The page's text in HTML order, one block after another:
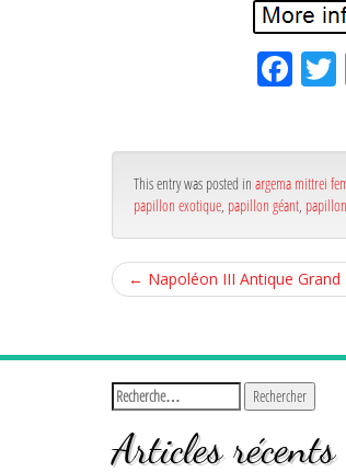
Fa
ce
ok
This entry was posted in argema mittrei
papillon exotique papillon géant
← Napoléon III Antique
Articles récents